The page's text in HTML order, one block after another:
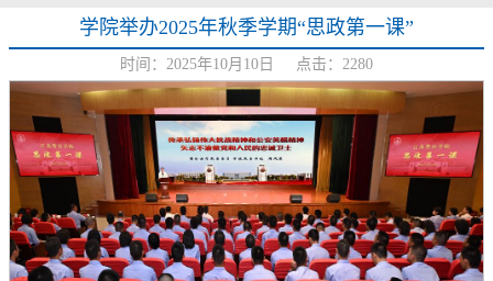
学院举办2025年秋季学期“思政第一课”
时间：2025年10月10日 点击： 2280